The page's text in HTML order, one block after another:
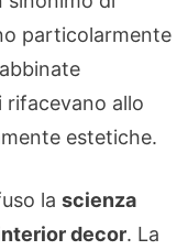
particolarmente
rifacevano allo
estetiche.
la scienza
decor. La